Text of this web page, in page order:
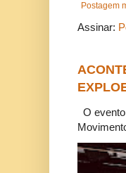
Postagem
Assinar:
O